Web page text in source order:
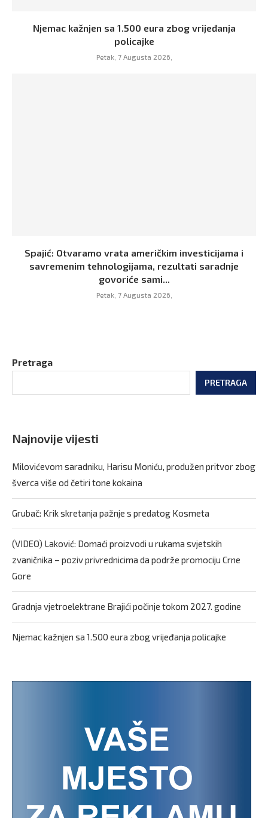
Njemac kažnjen sa 1.500 eura zbog vrijeđanja
policajke
Petak, 7 Augusta 2026,
Spajić: Otvaramo vrata američkim investicijama i
savremenim tehnologijama, rezultati saradnje
govoriće sami...
Petak, 7 Augusta 2026,
Pretraga
PRETRAGA
Najnovije vijesti
Milovićevom saradniku, Harisu Moniću, produžen pritvor zbog
šverca više od četiri tone kokaina
Grubač: Krik skretanja pažnje s predatog Kosmeta
(VIDEO) Laković: Domaći proizvodi u rukama svjetskih
zvaničnika – poziv privrednicima da podrže promociju Crne
Gore
Gradnja vjetroelektrane Brajići počinje tokom 2027. godine
Njemac kažnjen sa 1.500 eura zbog vrijeđanja policajke